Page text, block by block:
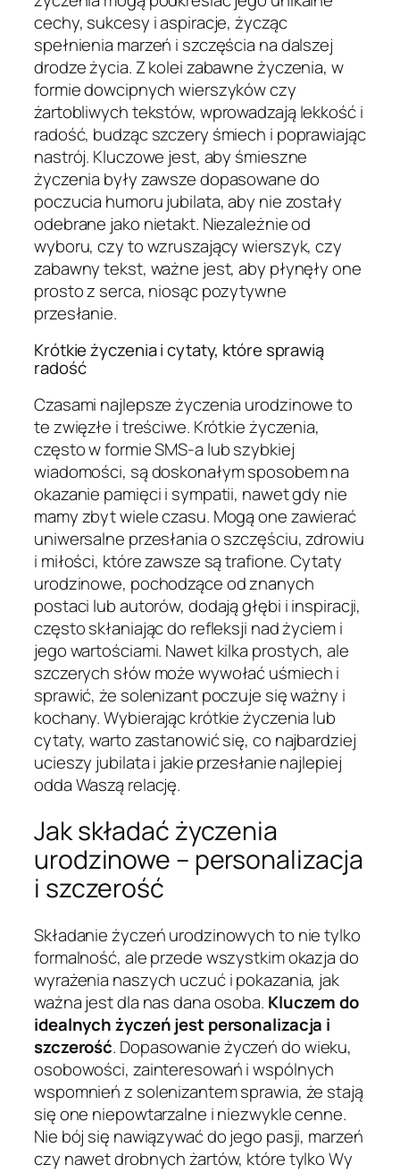
cechy, sukcesy i aspiracje, życząc
spełnienia marzeń i szczęścia na dalszej
drodze życia. Z kolei zabawne życzenia, w
formie dowcipnych wierszyków czy
żartobliwych tekstów, wprowadzają lekkość i
radość, budząc szczery śmiech i poprawiając
nastrój. Kluczowe jest, aby śmieszne
życzenia były zawsze dopasowane do
poczucia humoru jubilata, aby nie zostały
odebrane jako nietakt. Niezależnie od
wyboru, czy to wzruszający wierszyk, czy
zabawny tekst, ważne jest, aby płynęły one
prosto z serca, niosąc pozytywne
przesłanie.
Krótkie życzenia i cytaty, które sprawią
radość
Czasami najlepsze życzenia urodzinowe to
te zwięzłe i treściwe. Krótkie życzenia,
często w formie SMS-a lub szybkiej
wiadomości, są doskonałym sposobem na
okazanie pamięci i sympatii, nawet gdy nie
mamy zbyt wiele czasu. Mogą one zawierać
uniwersalne przesłania o szczęściu, zdrowiu
i miłości, które zawsze są trafione. Cytaty
urodzinowe, pochodzące od znanych
postaci lub autorów, dodają głębi i inspiracji,
często skłaniając do refleksji nad życiem i
jego wartościami. Nawet kilka prostych, ale
szczerych słów może wywołać uśmiech i
sprawić, że solenizant poczuje się ważny i
kochany. Wybierając krótkie życzenia lub
cytaty, warto zastanowić się, co najbardziej
ucieszy jubilata i jakie przesłanie najlepiej
odda Waszą relację.
Jak składać życzenia
urodzinowe – personalizacja
i szczerość
Składanie życzeń urodzinowych to nie tylko
formalność, ale przede wszystkim okazja do
wyrażenia naszych uczuć i pokazania, jak
ważna jest dla nas dana osoba. Kluczem do
idealnych życzeń jest personalizacja i
szczerość. Dopasowanie życzeń do wieku,
osobowości, zainteresowań i wspólnych
wspomnień z solenizantem sprawia, że stają
się one niepowtarzalne i niezwykle cenne.
Nie bój się nawiązywać do jego pasji, marzeń
czy nawet drobnych żartów, które tylko Wy